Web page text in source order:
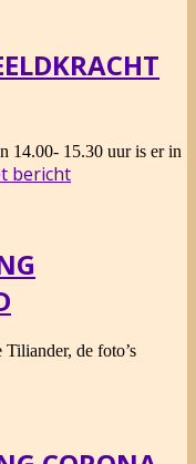
14.00- 15.30 uur is er in
bericht
de foto’s